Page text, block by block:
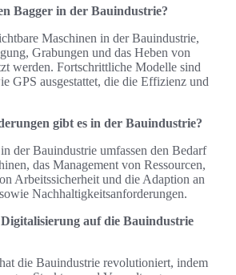
Bagger in der Bauindustrie?
Maschinen in der Bauindustrie,
Grabungen und das Heben von
werden. Fortschrittliche Modelle sind
GPS ausgestattet, die die Effizienz und
gibt es in der Bauindustrie?
der Bauindustrie umfassen den Bedarf
das Management von Ressourcen,
Arbeitssicherheit und die Adaption an
Nachhaltigkeitsanforderungen.
auf die Bauindustrie
die Bauindustrie revolutioniert, indem